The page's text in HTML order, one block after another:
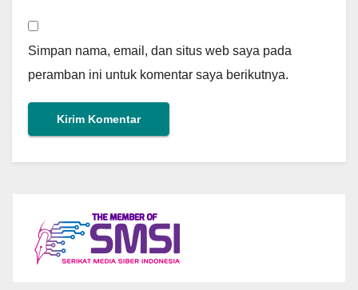
Simpan nama, email, dan situs web saya pada
peramban ini untuk komentar saya berikutnya.